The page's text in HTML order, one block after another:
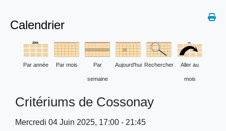
Calendrier
Par année Par mois Par
semaine
Aujourd'hui Rechercher Aller au
mois
Critériums de Cossonay
Mercredi 04 Juin 2025, 17:00 - 21:45